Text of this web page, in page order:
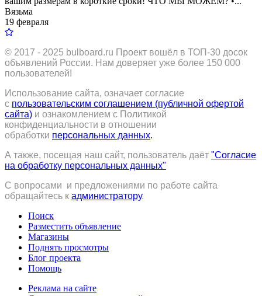
Вязьма
19 февраля
© 2017 - 2025 bulboard.ru Проект вошёл в ТОП-30 досок
объявлений России. Нам доверяет уже более 150 000
пользователей!
Использование сайта, означает согласие
с пользовательским соглашением (публичной офертой
сайта) и ознакомлением с Политикой
конфиденциальности в отношении
обработки персональных данных.
А также, посещая наш сайт, пользователь даёт "Согласие
на обработку персональных данных"
С вопросами и предложениями по работе сайта
обращайтесь к администратору.
Поиск
Разместить объявление
Магазины
Поднять просмотры
Блог проекта
Помощь
Реклама на сайте